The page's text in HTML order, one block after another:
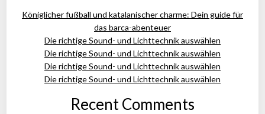
Königlicher fußball und katalanischer charme: Dein guide für
das barca-abenteuer
Die richtige Sound- und Lichttechnik auswählen
Die richtige Sound- und Lichttechnik auswählen
Die richtige Sound- und Lichttechnik auswählen
Die richtige Sound- und Lichttechnik auswählen
Recent Comments